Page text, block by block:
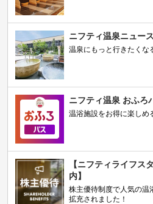
ニフティ温泉ニュース
温泉にもっと行きたくな
ニフティ温泉 おふろ
温浴施設をお得に楽しめ
【ニフティライフス
内】
株主優待制度で人気の温
拡充されました！